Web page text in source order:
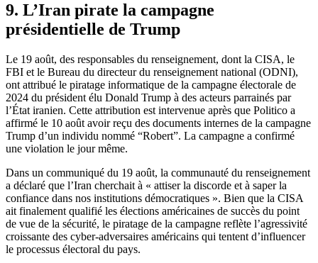
9. L’Iran pirate la campagne
présidentielle de Trump
Le 19 août, des responsables du renseignement, dont la CISA, le
FBI et le Bureau du directeur du renseignement national (ODNI),
ont attribué le piratage informatique de la campagne électorale de
2024 du président élu Donald Trump à des acteurs parrainés par
l’État iranien. Cette attribution est intervenue après que Politico a
affirmé le 10 août avoir reçu des documents internes de la campagne
Trump d’un individu nommé “Robert”. La campagne a confirmé
une violation le jour même.
Dans un communiqué du 19 août, la communauté du renseignement
a déclaré que l’Iran cherchait à « attiser la discorde et à saper la
confiance dans nos institutions démocratiques ». Bien que la CISA
ait finalement qualifié les élections américaines de succès du point
de vue de la sécurité, le piratage de la campagne reflète l’agressivité
croissante des cyber-adversaires américains qui tentent d’influencer
le processus électoral du pays.